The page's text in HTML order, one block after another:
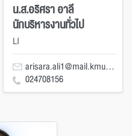
น.ส.อริศรา อาลี
นักบริหารงานทั่วไป
LI
arisara.ali1@mail.kmutt.ac.th
024708156